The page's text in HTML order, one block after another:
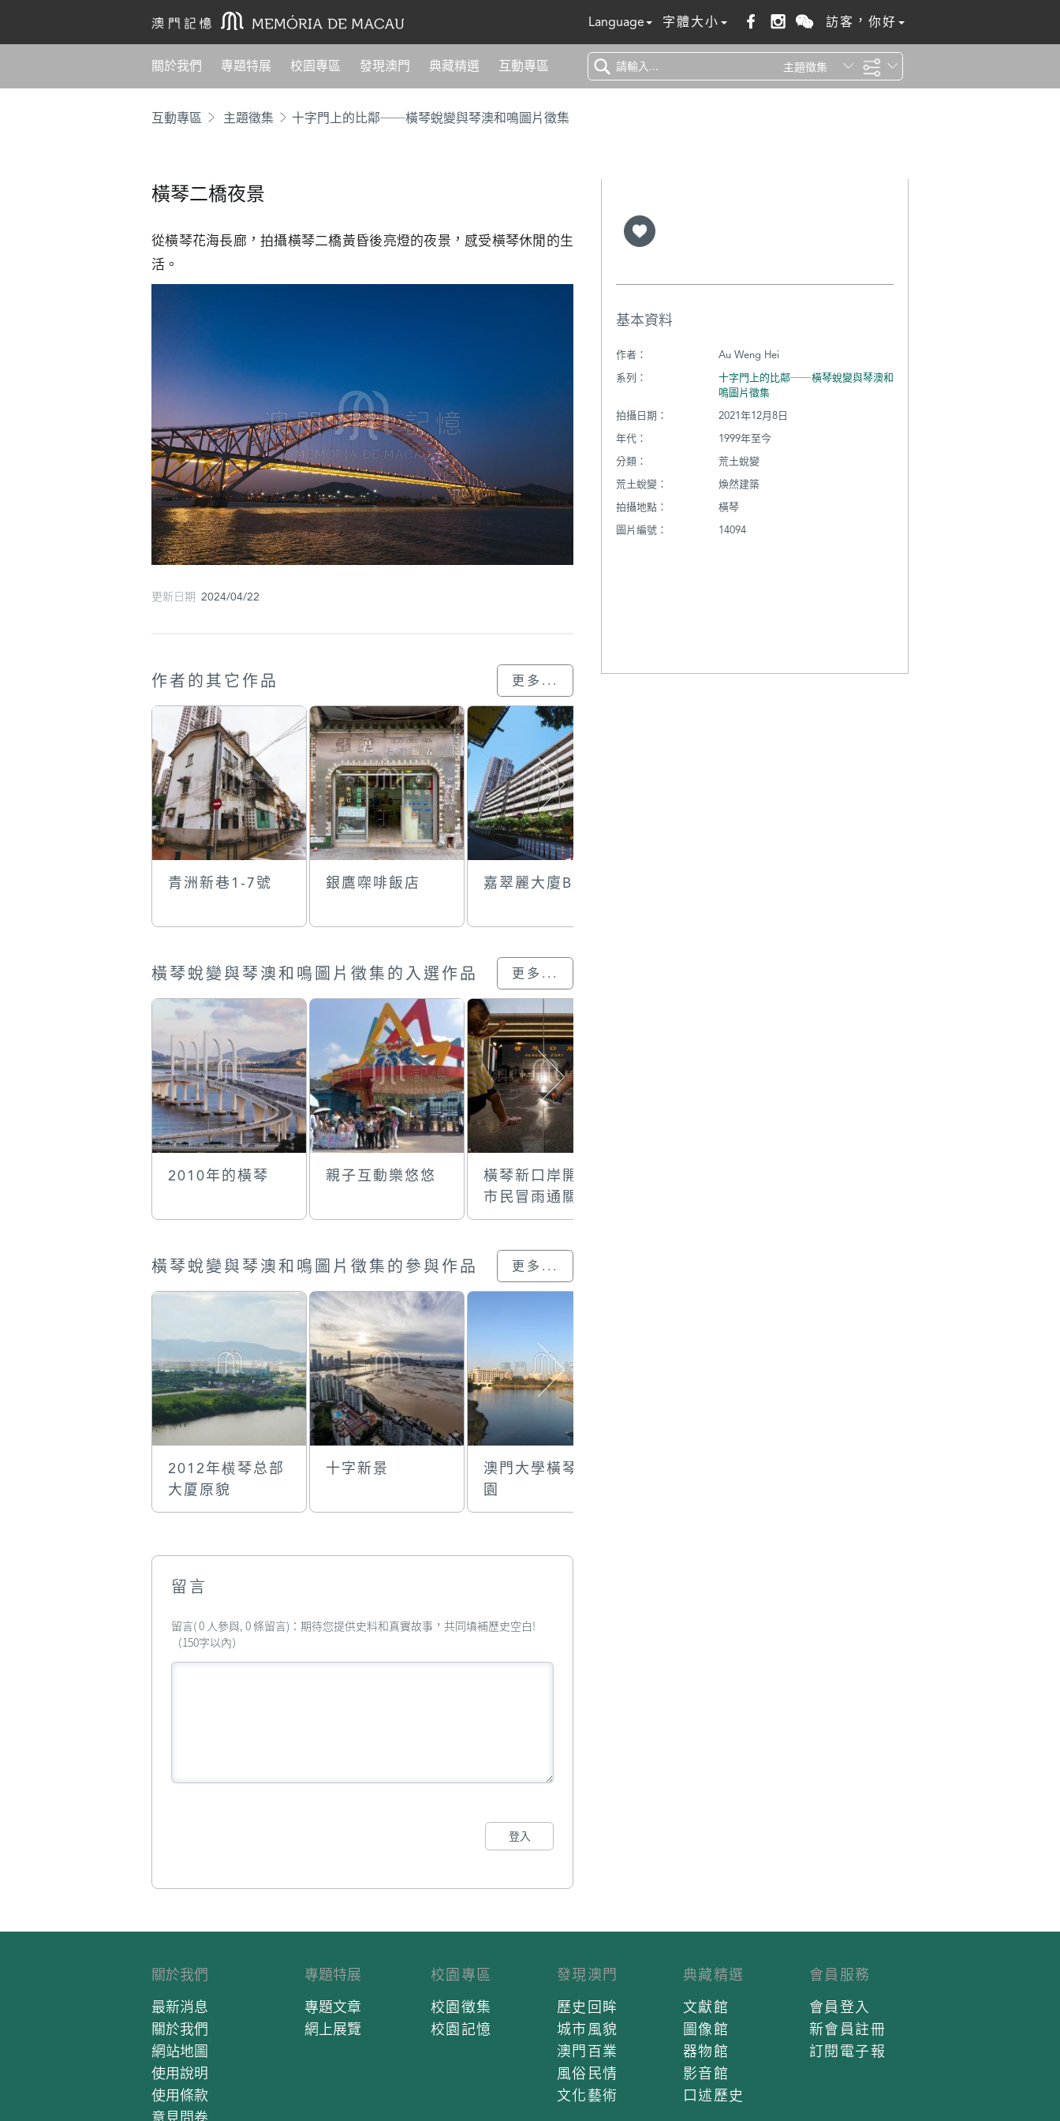
Language 字體大小 訪客，你好
關於我們 專題特展 校園專區 發現澳門 典藏精選 互動專區 主題徵集
互動專區 主題徵集 十字門上的比鄰──橫琴蛻變與琴澳和鳴圖片徵集
橫琴二橋夜景
從橫琴花海長廊，拍攝橫琴二橋黃昏後亮燈的夜景，感受橫琴休閒的生
活。
更新日期 2024/04/22
作者的其它作品 更多...
青洲新巷1-7號 銀鷹㗎啡飯店 嘉翠麗大廈B座
橫琴蛻變與琴澳和鳴圖片徵集的入選作品 更多...
2010年的橫琴 親子互動樂悠悠
橫琴新口岸開通
市民冒雨通關
橫琴蛻變與琴澳和鳴圖片徵集的參與作品 更多...
2012年横琴总部
大厦原貌
十字新景
澳門大學橫琴校
園
留言
留言( 0 人參與, 0 條留言)：期待您提供史料和真實故事，共同填補歷史空白!
（150字以內）
登入
基本資料
作者：
Au Weng Hei
系列：
十字門上的比鄰──橫琴蛻變與琴澳和
鳴圖片徵集
拍攝日期：
2021年12月8日
年代：
1999年至今
分類：
荒土蛻變
荒土蛻變：
煥然建築
拍攝地點：
橫琴
圖片編號：
14094
關於我們
最新消息
關於我們
網站地圖
使用說明
使用條款
意見問卷
專題特展
專題文章
網上展覽
校園專區
校園徵集
校園記憶
發現澳門
歷史回眸
城市風貌
澳門百業
風俗民情
文化藝術
典藏精選
文獻館
圖像館
器物館
影音館
口述歷史
會員服務
會員登入
新會員註冊
訂閱電子報